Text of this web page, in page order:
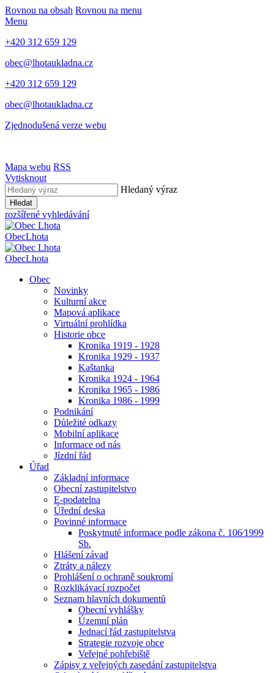
Rovnou na obsah Rovnou na menu
Menu
+420 312 659 129
obec@lhotaukladna.cz
+420 312 659 129
obec@lhotaukladna.cz
Zjednodušená verze webu
Mapa webu RSS
Vytisknout
Hledaný výraz
Hledat
rozšířené vyhledávání
ObecLhota
ObecLhota
Obec
Novinky
Kulturní akce
Mapová aplikace
Virtuální prohlídka
Historie obce
Kronika 1919 - 1928
Kronika 1929 - 1937
Kaštanka
Kronika 1924 - 1964
Kronika 1965 - 1986
Kronika 1986 - 1999
Podnikání
Důležité odkazy
Mobilní aplikace
Informace od nás
Jízdní řád
Úřad
Základní informace
Obecní zastupitelstvo
E-podatelna
Úřední deska
Povinné informace
Poskytnuté informace podle zákona č. 106⁄1999
Sb.
Hlášení závad
Ztráty a nálezy
Prohlášení o ochraně soukromí
Rozklikávací rozpočet
Seznam hlavních dokumentů
Obecní vyhlášky
Územní plán
Jednací řád zastupitelstva
Strategie rozvoje obce
Veřejné pohřebiště
Zápisy z veřejných zasedání zastupitelstva